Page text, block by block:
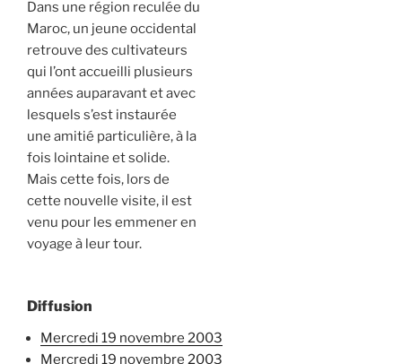
Dans une région reculée du
Maroc, un jeune occidental
retrouve des cultivateurs
qui l’ont accueilli plusieurs
années auparavant et avec
lesquels s’est instaurée
une amitié particulière, à la
fois lointaine et solide.
Mais cette fois, lors de
cette nouvelle visite, il est
venu pour les emmener en
voyage à leur tour.
Diffusion
mercredi 19 novembre 2003
mercredi 19 novembre 2003